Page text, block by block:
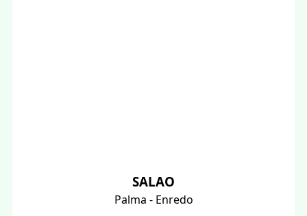
SALAO
Palma - Enredo